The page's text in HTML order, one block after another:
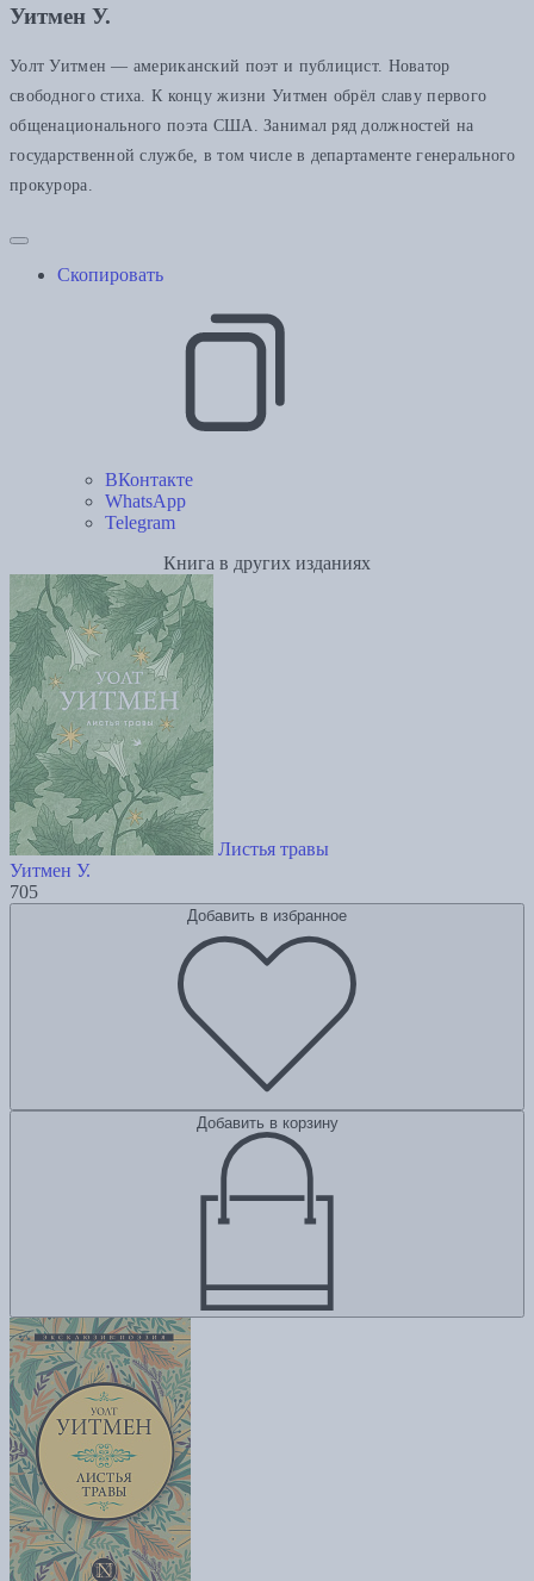
Уитмен У.
Уолт Уитмен — американский поэт и публицист. Новатор
свободного стиха. К концу жизни Уитмен обрёл славу первого
общенационального поэта США. Занимал ряд должностей на
государственной службе, в том числе в департаменте генерального
прокурора.
Скопировать
ВКонтакте
WhatsApp
Telegram
Книга в других изданиях
Листья травы
Уитмен У.
705
Добавить в избранное
Добавить в корзину